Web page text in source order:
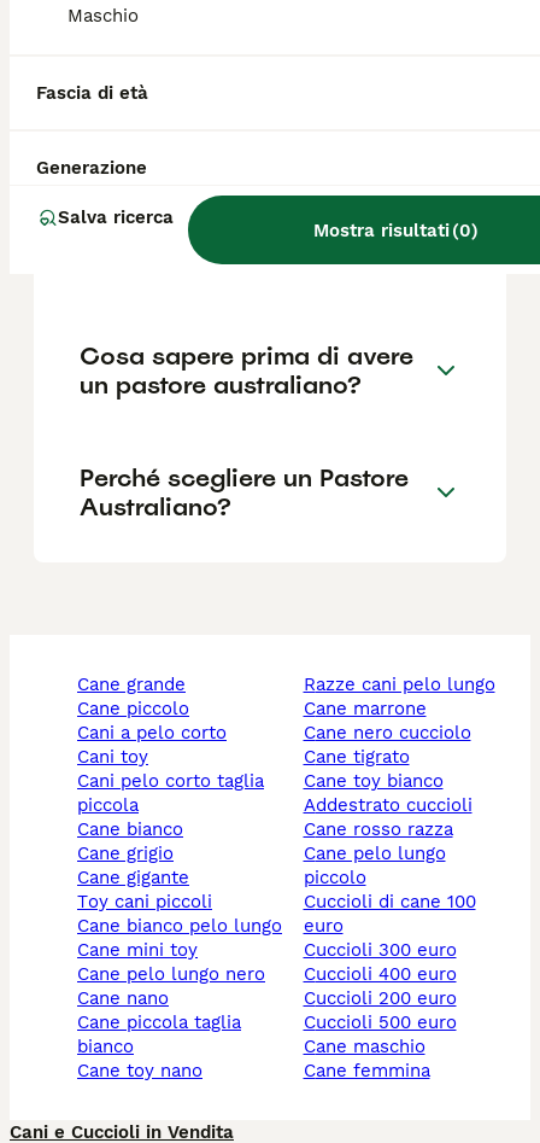
Maschio
Fascia di età
Generazione
Salva ricerca
Mostra risultati(0)
reputazione dell'allevatore e la posizione.
Quali sono i difetti del
Pastore Australiano?
Cosa sapere prima di avere
un pastore australiano?
Perché scegliere un Pastore
Australiano?
cane grande
cane piccolo
cani a pelo corto
cani toy
cani pelo corto taglia
piccola
cane bianco
cane grigio
cane gigante
toy cani piccoli
cane bianco pelo lungo
cane mini toy
cane pelo lungo nero
cane nano
cane piccola taglia
bianco
cane toy nano
razze cani pelo lungo
cane marrone
cane nero cucciolo
cane tigrato
cane toy bianco
addestrato cuccioli
cane rosso razza
cane pelo lungo
piccolo
cuccioli di cane 100
euro
cuccioli 300 euro
cuccioli 400 euro
cuccioli 200 euro
cuccioli 500 euro
cane maschio
cane femmina
Cani e Cuccioli in Vendita